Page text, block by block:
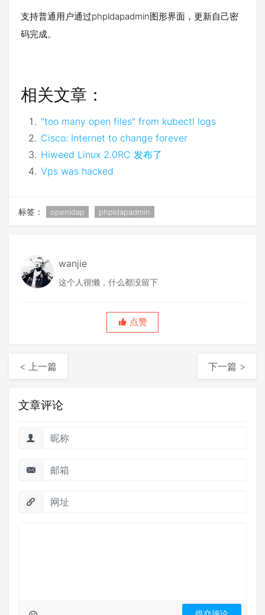
支持普通用户通过phpldapadmin图形界面，更新自己密
码完成。
相关文章：
"too many open files" from kubectl logs
Cisco: Internet to change forever
Hiweed Linux 2.0RC 发布了
Vps was hacked
标签： openldap phpldapadmin
wanjie
这个人很懒，什么都没留下
点赞
< 上一篇 下一篇 >
文章评论